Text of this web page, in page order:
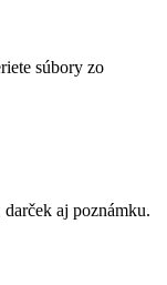
súbory zo
aj poznámku.